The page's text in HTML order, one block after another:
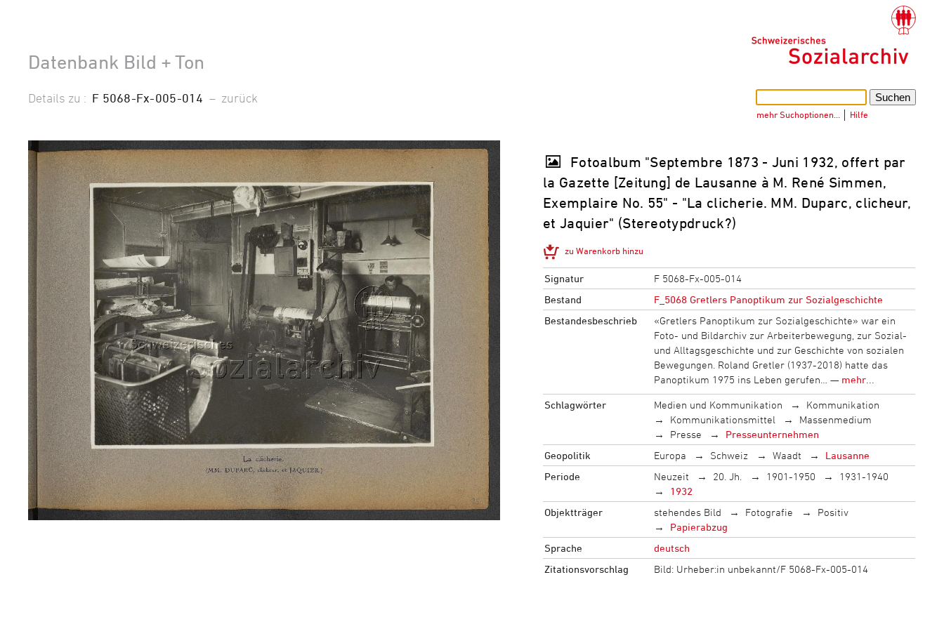
Datenbank Bild + Ton
mehr Suchoptionen… Hilfe
Details zu : F 5068-Fx-005-014 – zurück
Fotoalbum "Septembre 1873 - Juni 1932, offert par
la Gazette [Zeitung] de Lausanne à M. René Simmen,
Exemplaire No. 55" - "La clicherie. MM. Duparc, clicheur,
et Jaquier" (Stereotypdruck?)
zu Warenkorb hinzu
Signatur
F 5068-Fx-005-014
Bestand
F_5068 Gretlers Panoptikum zur Sozialgeschichte
Bestandesbeschrieb
«Gretlers Panoptikum zur Sozialgeschichte» war ein
Foto- und Bildarchiv zur Arbeiterbewegung, zur Sozial-
und Alltagsgeschichte und zur Geschichte von sozialen
Bewegungen. Roland Gretler (1937-2018) hatte das
Panoptikum 1975 ins Leben gerufen… — mehr...
Schlagwörter Medien und Kommunikation
Kommunikation
Kommunikationsmittel
Massenmedium
Presse
Presseunternehmen
Geopolitik
Europa Schweiz Waadt
Lausanne
Periode
Neuzeit 20. Jh. 1901-1950
1931-1940
1932
Objektträger
stehendes Bild Fotografie
Positiv
Papierabzug
Sprache
deutsch
Zitationsvorschlag
Bild: Urheber:in unbekannt/F 5068-Fx-005-014